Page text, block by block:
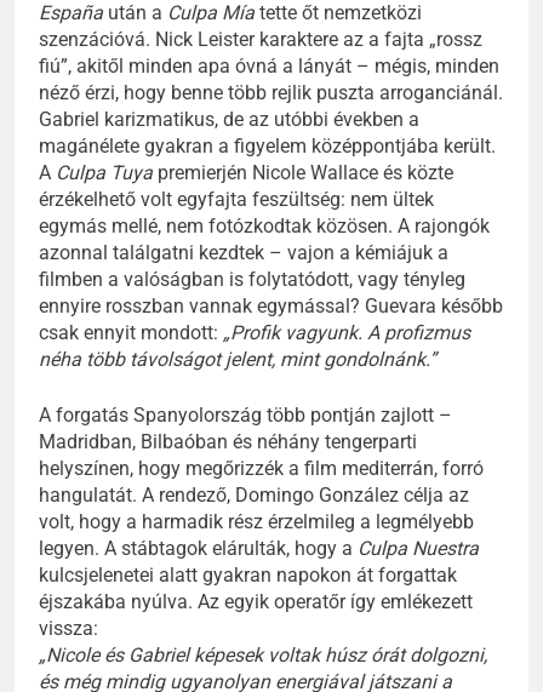
España után a Culpa Mía tette őt nemzetközi
szenzációvá. Nick Leister karaktere az a fajta „rossz
fiú”, akitől minden apa óvná a lányát – mégis, minden
néző érzi, hogy benne több rejlik puszta arroganciánál.
Gabriel karizmatikus, de az utóbbi években a
magánélete gyakran a figyelem középpontjába került.
A Culpa Tuya premierjén Nicole Wallace és közte
érzékelhető volt egyfajta feszültség: nem ültek
egymás mellé, nem fotózkodtak közösen. A rajongók
azonnal találgatni kezdtek – vajon a kémiájuk a
filmben a valóságban is folytatódott, vagy tényleg
ennyire rosszban vannak egymással? Guevara később
csak ennyit mondott: „Profik vagyunk. A profizmus
néha több távolságot jelent, mint gondolnánk.”
A forgatás Spanyolország több pontján zajlott –
Madridban, Bilbaóban és néhány tengerparti
helyszínen, hogy megőrizzék a film mediterrán, forró
hangulatát. A rendező, Domingo González célja az
volt, hogy a harmadik rész érzelmileg a legmélyebb
legyen. A stábtagok elárulták, hogy a Culpa Nuestra
kulcsjelenetei alatt gyakran napokon át forgattak
éjszakába nyúlva. Az egyik operatőr így emlékezett
vissza:
„Nicole és Gabriel képesek voltak húsz órát dolgozni,
és még mindig ugyanolyan energiával játszani a